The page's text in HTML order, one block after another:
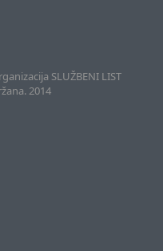
SLUŽBENI LIST
2014